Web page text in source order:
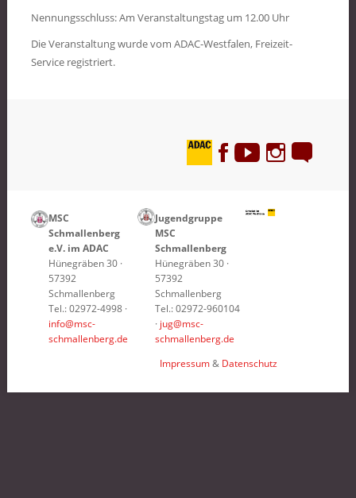
Nennungsschluss: Am Veranstaltungstag um 12.00 Uhr
Die Veranstaltung wurde vom ADAC-Westfalen, Freizeit-
Service registriert.
MSC
Schmallenberg
e.V. im ADAC
Hünegräben 30 ·
57392
Schmallenberg
Tel.: 02972-4998 ·
info@msc-
schmallenberg.de
Jugendgruppe
MSC
Schmallenberg
Hünegräben 30 ·
57392
Schmallenberg
Tel.: 02972-960104
· jug@msc-
schmallenberg.de
Impressum & Datenschutz